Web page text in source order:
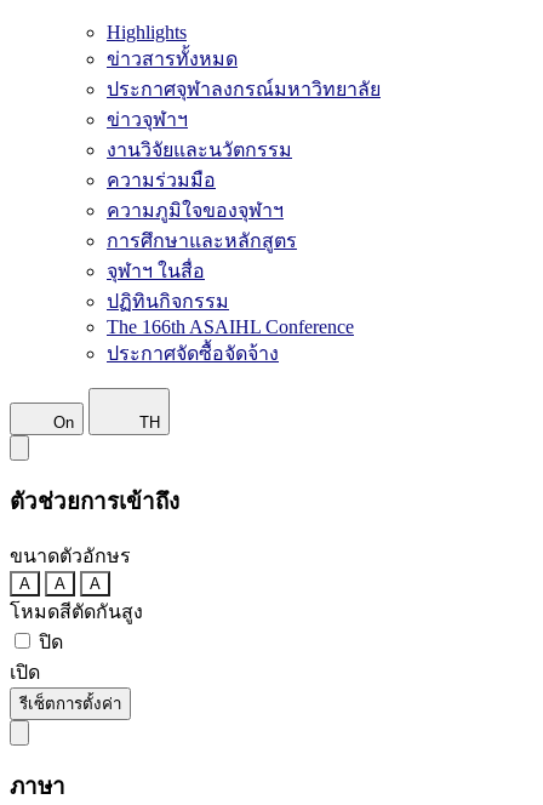
Highlights
ข่าวสารทั้งหมด
ประกาศจุฬาลงกรณ์มหาวิทยาลัย
ข่าวจุฬาฯ
งานวิจัยและนวัตกรรม
ความร่วมมือ
ความภูมิใจของจุฬาฯ
การศึกษาและหลักสูตร
จุฬาฯ ในสื่อ
ปฏิทินกิจกรรม
The 166th ASAIHL Conference
ประกาศจัดซื้อจัดจ้าง
On TH
ตัวช่วยการเข้าถึง
ขนาดตัวอักษร
A A A
โหมดสีตัดกันสูง
ปิด
เปิด
รีเซ็ตการตั้งค่า
ภาษา